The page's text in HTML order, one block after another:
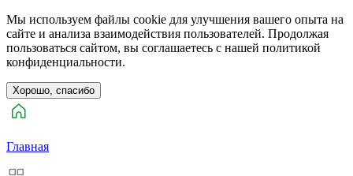
Мы используем файлы cookie для улучшения вашего опыта на
сайте и анализа взаимодействия пользователей. Продолжая
пользоваться сайтом, вы соглашаетесь с нашей политикой
конфиденциальности.
Хорошо, спасибо
Главная